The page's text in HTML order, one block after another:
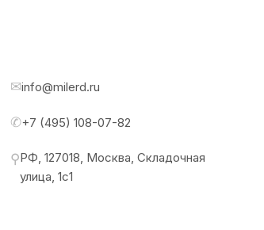
✉info@milerd.ru
✆+7 (495) 108-07-82
⚲РФ, 127018, Москва, Складочная
улица, 1с1